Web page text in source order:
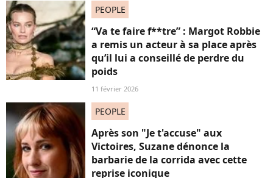
PEOPLE
“Va te faire f**tre” : Margot Robbie
a remis un acteur à sa place après
qu’il lui a conseillé de perdre du
poids
11 février 2026
PEOPLE
Après son "Je t'accuse" aux
Victoires, Suzane dénonce la
barbarie de la corrida avec cette
reprise iconique